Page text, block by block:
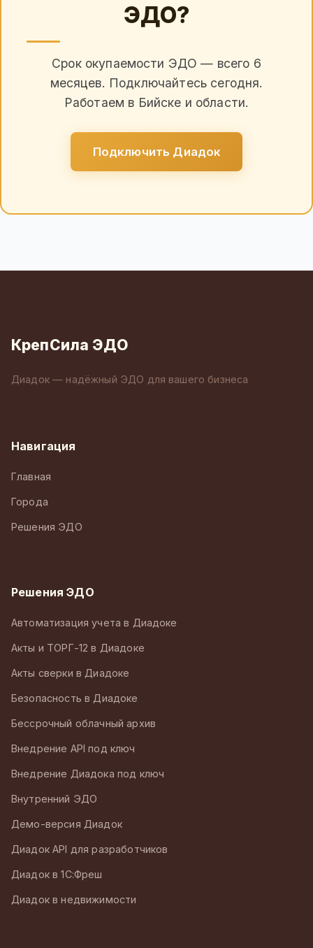
ЭДО?
Срок окупаемости ЭДО — всего 6
месяцев. Подключайтесь сегодня.
Работаем в Бийске и области.
Подключить Диадок
КрепСила ЭДО
Диадок — надёжный ЭДО для вашего бизнеса
Навигация
Главная
Города
Решения ЭДО
Решения ЭДО
Автоматизация учета в Диадоке
Акты и ТОРГ-12 в Диадоке
Акты сверки в Диадоке
Безопасность в Диадоке
Бессрочный облачный архив
Внедрение API под ключ
Внедрение Диадока под ключ
Внутренний ЭДО
Демо-версия Диадок
Диадок API для разработчиков
Диадок в 1С:Фреш
Диадок в недвижимости